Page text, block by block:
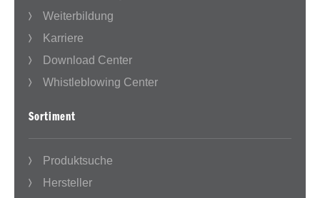
Weiterbildung
Karriere
Download Center
Whistleblowing Center
Sortiment
Produktsuche
Hersteller